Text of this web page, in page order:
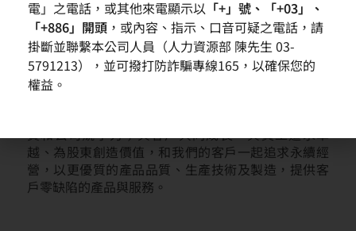
環球晶圓秉持永續經營之理念，除維持穩定成長之經
營績效外，更以客戶滿意度及客戶資訊安全為不斷努
力的重點、以客戶需求為出發，期望發展出符合環球
晶圓企業倫理之創新服務。如同環球晶圓的品質政
質和公司競爭力；與客戶共同成長、與員工追求卓
越、為股東創造價值，和我們的客戶一起追求永續經
營，以更優質的產品品質、生產技術及製造，提供客
戶零缺陷的產品與服務。
電」之電話，或其他來電顯示以 「+」號、「+03」、
「+886」開頭 ，或內容、指示、口音可疑之電話，請
掛斷並聯繫本公司人員（人力資源部 陳先生 03-
5791213），並可撥打防詐騙專線165，以確保您的
權益。